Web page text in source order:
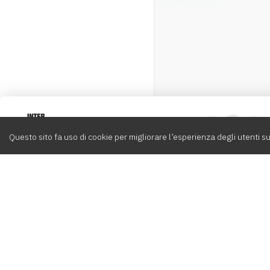
Questo sito fa uso di cookie per migliorare l’esperienza degli utenti